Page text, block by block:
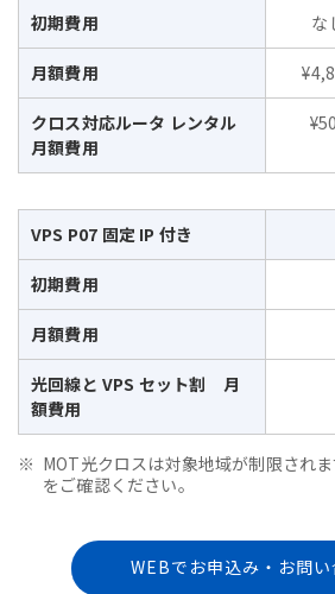
初期費用 な
月額費用
クロス対応ルータ レンタル
月額費用
VPS P07 固定 IP 付き
初期費用
月額費用
光回線と VPS セット割 月
額費用
MOT光クロスは対象地域が制限され
をご確認ください。
WEBでお申込み・お問い